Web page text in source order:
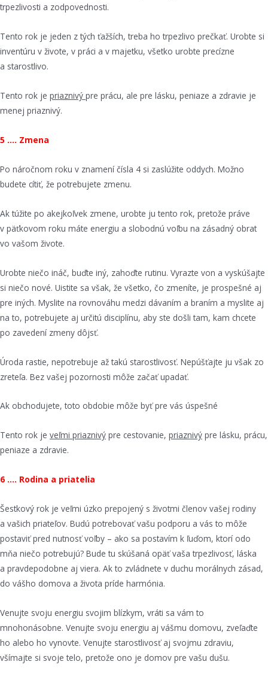
trpezlivosti a zodpovednosti.
Tento rok je jeden z tých ťažších, treba ho trpezlivo prečkať. Urobte si
inventúru v živote, v práci a v majetku, všetko urobte precízne
a starostlivo.
Tento rok je priaznivý pre prácu, ale pre lásku, peniaze a zdravie je
menej priaznivý.
5 …. Zmena
Po náročnom roku v znamení čísla 4 si zaslúžite oddych. Možno
budete cítiť, že potrebujete zmenu.
Ak túžite po akejkoľvek zmene, urobte ju tento rok, pretože práve
v päťkovom roku máte energiu a slobodnú voľbu na zásadný obrat
vo vašom živote.
Urobte niečo ináč, buďte iný, zahoďte rutinu. Vyrazte von a vyskúšajte
si niečo nové. Uistite sa však, že všetko, čo zmeníte, je prospešné aj
pre iných. Myslite na rovnováhu medzi dávaním a braním a myslite aj
na to, potrebujete aj určitú disciplínu, aby ste došli tam, kam chcete
po zavedení zmeny dôjsť.
Úroda rastie, nepotrebuje až takú starostlivosť. Nepúšťajte ju však zo
zreteľa. Bez vašej pozornosti môže začať upadať.
Ak obchodujete, toto obdobie môže byť pre vás úspešné
Tento rok je veľmi priaznivý pre cestovanie, priaznivý pre lásku, prácu,
peniaze a zdravie.
6 …. Rodina a priatelia
Šestkový rok je veľmi úzko prepojený s životmi členov vašej rodiny
a vašich priateľov. Budú potrebovať vašu podporu a vás to môže
postaviť pred nutnosť voľby – ako sa postavím k ľuďom, ktorí odo
mňa niečo potrebujú? Bude tu skúšaná opäť vaša trpezlivosť, láska
a pravdepodobne aj viera. Ak to zvládnete v duchu morálnych zásad,
do vášho domova a života príde harmónia.
Venujte svoju energiu svojim blízkym, vráti sa vám to
mnohonásobne. Venujte svoju energiu aj vášmu domovu, zveľaďte
ho alebo ho vynovte. Venujte starostlivosť aj svojmu zdraviu,
všímajte si svoje telo, pretože ono je domov pre vašu dušu.